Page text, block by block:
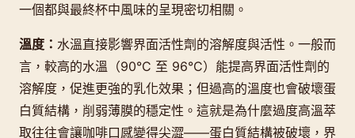
一個都與最終杯中風味的呈現密切相關。
溫度： 水溫直接影響界面活性劑的溶解度與活性。一般而
言，較高的水溫（90°C 至 96°C）能提高界面活性劑的
溶解度，促進更強的乳化效果；但過高的溫度也會破壞蛋
白質結構，削弱薄膜的穩定性。這就是為什麼過度高溫萃
取往往會讓咖啡口感變得尖澀——蛋白質結構被破壞，界